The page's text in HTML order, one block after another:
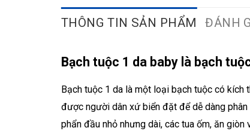
THÔNG TIN SẢN PHẨM ĐÁNH
Bạch tuộc 1 da baby là bạch
Bạch tuộc 1 da là một loại bạch tuộc có kích
được người dân xứ biển đặt để dễ dàng
phẩn đầu nhỏ nhưng dài, các tua ốm, ăn giòn